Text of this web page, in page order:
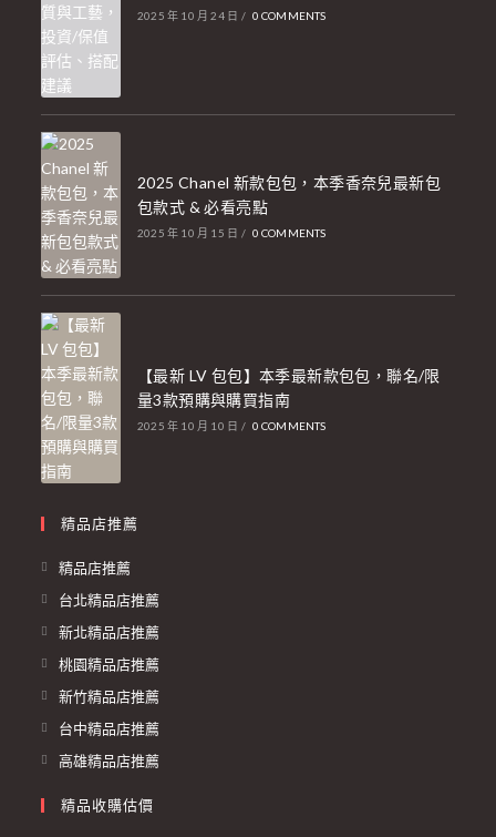
2025 年 10 月 24 日 / 0 COMMENTS
2025 Chanel 新款包包，本季香奈兒最新包
包款式 & 必看亮點
2025 年 10 月 15 日 / 0 COMMENTS
【最新 LV 包包】本季最新款包包，聯名/限
量3款預購與購買指南
2025 年 10 月 10 日 / 0 COMMENTS
精品店推薦
精品店推薦
台北精品店推薦
新北精品店推薦
桃園精品店推薦
新竹精品店推薦
台中精品店推薦
高雄精品店推薦
精品收購估價